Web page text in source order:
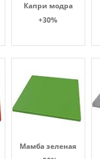
Капри модра
+30%
Мамба зеленая